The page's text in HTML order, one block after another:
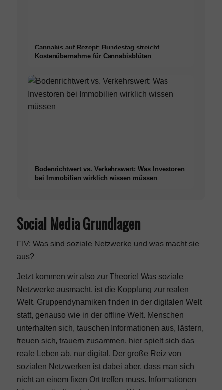
Cannabis auf Rezept: Bundestag streicht
Kostenübernahme für Cannabisblüten
Bodenrichtwert vs. Verkehrswert: Was Investoren
bei Immobilien wirklich wissen müssen
Social Media Grundlagen
FIV: Was sind soziale Netzwerke und was macht sie
aus?
Jetzt kommen wir also zur Theorie! Was soziale
Netzwerke ausmacht, ist die Kopplung zur realen
Welt. Gruppendynamiken finden in der digitalen Welt
statt, genauso wie in der offline Welt. Menschen
unterhalten sich, tauschen Informationen aus, lästern,
freuen sich, trauern zusammen, hier spielt sich das
reale Leben ab, nur digital. Der große Reiz von
sozialen Netzwerken ist dabei aber, dass man sich
nicht an einem fixen Ort treffen muss. Informationen